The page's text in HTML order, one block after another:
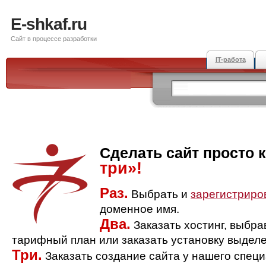
E-shkaf.ru
Сайт в процессе разработки
IT-работа
Сделать сайт просто
три»!
Раз. Выбрать и
доменное имя.
Два. Заказать хостинг,
тарифный план или заказать установку
Три. Заказать создание сайта у нашего